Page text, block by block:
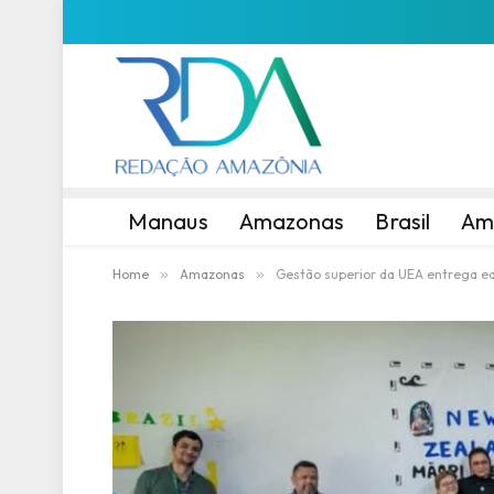
Manaus Amazonas Brasil
Home » Amazonas » Gestão superior da UEA entrega